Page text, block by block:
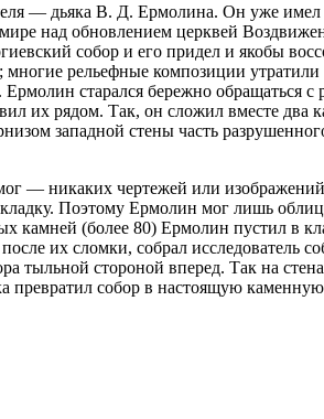
— дьяка В. Д. Ермолина. Он уже
над обновлением церквей
собор и его придел и якобы
рельеф­ные композиции утратили
старался бережно обращаться с
их рядом. Так, он сложил вместе два
западной стены часть
— никаких чертежей или
Поэтому Ермолин мог лишь
камней (более 80) Ермолин пустил в
их сломки, собрал исследователь
тыльной стороной вперед. Так на
превра­тил собор в настоящую каменную